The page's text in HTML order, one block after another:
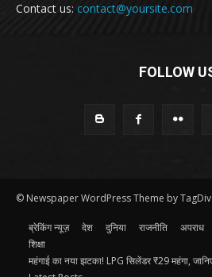
Contact us: contact@yoursite.com
FOLLOW
© Newspaper WordPress Theme by TagDiv
ब्रेकिंग न्यूज़ देश दुनिया राजनीति अपराध
शिक्षा
महंगाई का नया झटका! LPG सिलेंडर ₹29 महंगा,